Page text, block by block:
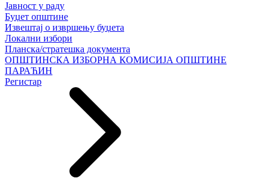
Јавност у раду
Буџет општине
Извештај о извршењу буџета
Локални избори
Планска/стратешка документа
ОПШТИНСКА ИЗБОРНА КОМИСИЈА ОПШТИНЕ
ПАРАЋИН
Регистар